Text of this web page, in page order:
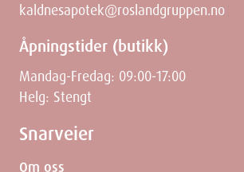
kaldnesapotek@roslandgruppen.no
Åpningstider (butikk)
Mandag-Fredag: 09:00-17:00
Helg: Stengt
Snarveier
Om oss